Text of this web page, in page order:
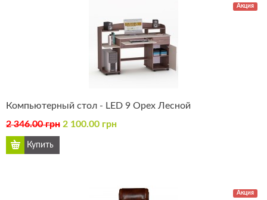
Акция
Компьютерный стол - LED 9 Орех Лесной
2 346.00 грн 2 100.00 грн
Акция